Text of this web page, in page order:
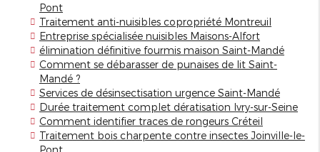
Pont
Traitement anti-nuisibles copropriété Montreuil
Entreprise spécialisée nuisibles Maisons-Alfort
élimination définitive fourmis maison Saint-Mandé
Comment se débarasser de punaises de lit Saint-
Mandé ?
Services de désinsectisation urgence Saint-Mandé
Durée traitement complet dératisation Ivry-sur-Seine
Comment identifier traces de rongeurs Créteil
Traitement bois charpente contre insectes Joinville-le-
Pont